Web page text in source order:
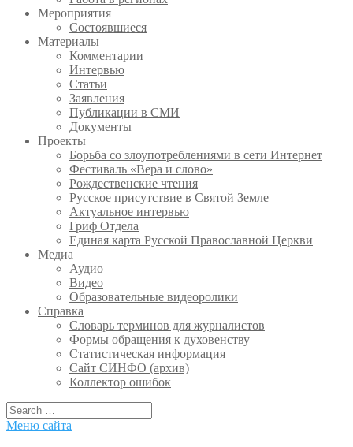
Мероприятия
Состоявшиеся
Материалы
Комментарии
Интервью
Статьи
Заявления
Публикации в СМИ
Документы
Проекты
Борьба со злоупотреблениями в сети Интернет
Фестиваль «Вера и слово»
Рождественские чтения
Русское присутствие в Святой Земле
Актуальное интервью
Гриф Отдела
Единая карта Русской Православной Церкви
Медиа
Аудио
Видео
Образовательные видеоролики
Справка
Словарь терминов для журналистов
Формы обращения к духовенству
Статистическая информация
Сайт СИНФО (архив)
Коллектор ошибок
Меню сайта